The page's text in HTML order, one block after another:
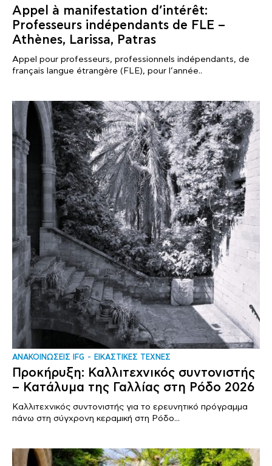
Appel à manifestation d’intérêt:
Professeurs indépendants de FLE –
Athènes, Larissa, Patras
Appel pour professeurs, professionnels indépendants, de
français langue étrangère (FLE), pour l’année..
ΑΝΑΚΟΙΝΩΣΕΙΣ IFG ΕΙΚΑΣΤΙΚΕΣ ΤΕΧΝΕΣ
Προκήρυξη: Καλλιτεχνικός συντονιστής
– Κατάλυμα της Γαλλίας στη Ρόδο 2026
Καλλιτεχνικός συντονιστής για το ερευνητικό πρόγραμμα
πάνω στη σύγχρονη κεραμική στη Ρόδο...